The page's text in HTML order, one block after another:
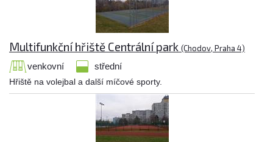
Multifunkční hřiště Centrální park (Chodov, Praha 4)
venkovní střední
Hřiště na volejbal a další míčové sporty.